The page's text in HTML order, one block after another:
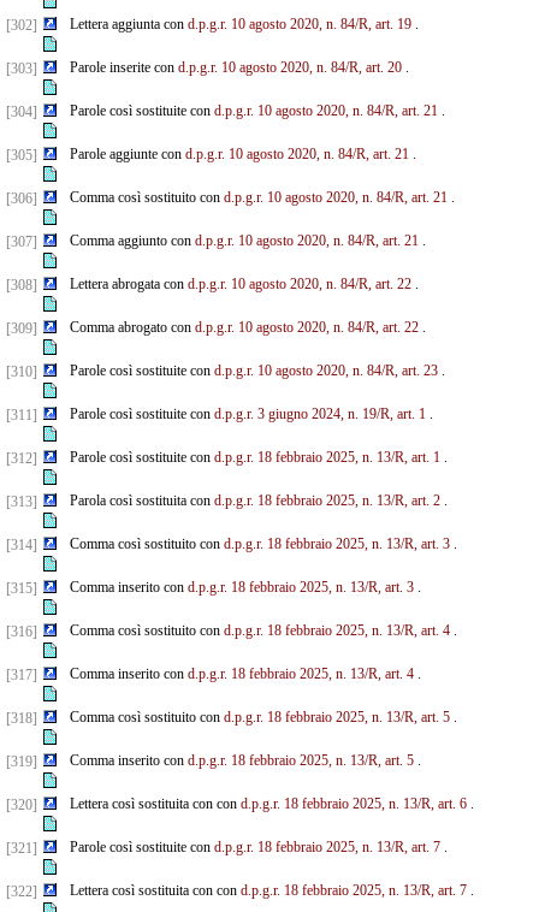
[302] Lettera aggiunta con d.p.g.r. 10 agosto 2020, n. 84/R, art. 19.
[303] Parole inserite con d.p.g.r. 10 agosto 2020, n. 84/R, art. 20.
[304] Parole così sostituite con d.p.g.r. 10 agosto 2020, n. 84/R, art. 21.
[305] Parole aggiunte con d.p.g.r. 10 agosto 2020, n. 84/R, art. 21.
[306] Comma così sostituito con d.p.g.r. 10 agosto 2020, n. 84/R, art. 21.
[307] Comma aggiunto con d.p.g.r. 10 agosto 2020, n. 84/R, art. 21.
[308] Lettera abrogata con d.p.g.r. 10 agosto 2020, n. 84/R, art. 22.
[309] Comma abrogato con d.p.g.r. 10 agosto 2020, n. 84/R, art. 22.
[310] Parole così sostituite con d.p.g.r. 10 agosto 2020, n. 84/R, art. 23.
[311] Parole così sostituite con d.p.g.r. 3 giugno 2024, n. 19/R, art. 1.
[312] Parole così sostituite con d.p.g.r. 18 febbraio 2025, n. 13/R, art. 1.
[313] Parola così sostituita con d.p.g.r. 18 febbraio 2025, n. 13/R, art. 2.
[314] Comma così sostituito con d.p.g.r. 18 febbraio 2025, n. 13/R, art. 3.
[315] Comma inserito con d.p.g.r. 18 febbraio 2025, n. 13/R, art. 3.
[316] Comma così sostituito con d.p.g.r. 18 febbraio 2025, n. 13/R, art. 4.
[317] Comma inserito con d.p.g.r. 18 febbraio 2025, n. 13/R, art. 4.
[318] Comma così sostituito con d.p.g.r. 18 febbraio 2025, n. 13/R, art. 5.
[319] Comma inserito con d.p.g.r. 18 febbraio 2025, n. 13/R, art. 5.
[320] Lettera così sostituita con con d.p.g.r. 18 febbraio 2025, n. 13/R, art. 6.
[321] Parole così sostituite con d.p.g.r. 18 febbraio 2025, n. 13/R, art. 7.
[322] Lettera così sostituita con con d.p.g.r. 18 febbraio 2025, n. 13/R, art. 7.